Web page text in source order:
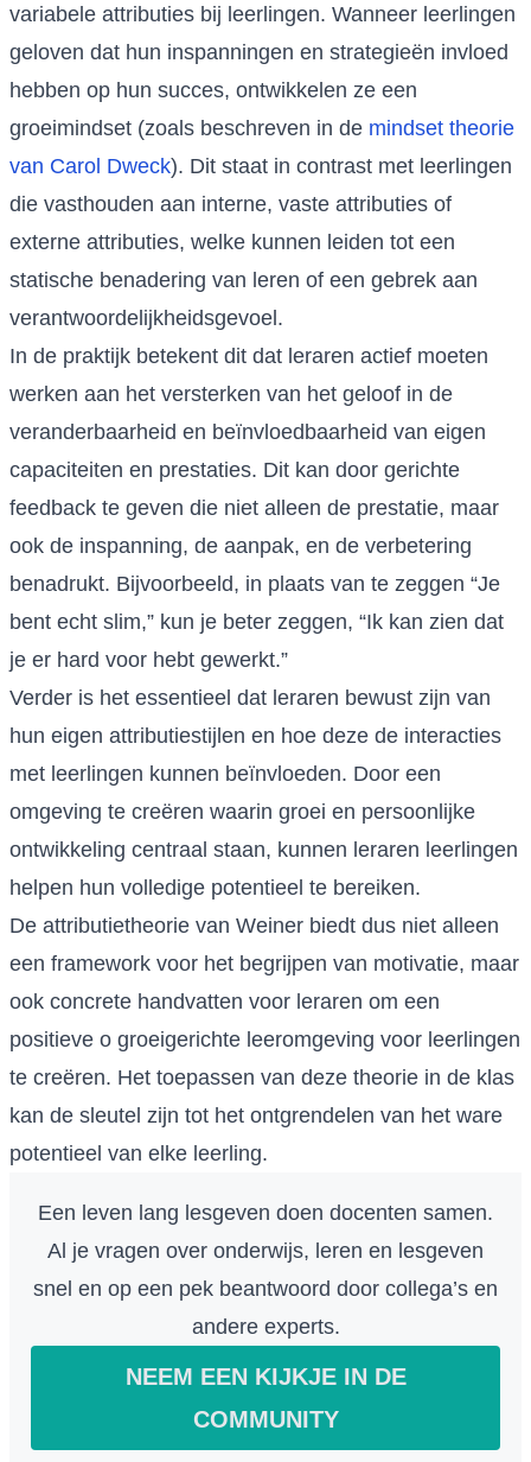
variabele attributies bij leerlingen. Wanneer leerlingen
geloven dat hun inspanningen en strategieën invloed
hebben op hun succes, ontwikkelen ze een
groeimindset (zoals beschreven in de mindset theorie
van Carol Dweck). Dit staat in contrast met leerlingen
die vasthouden aan interne, vaste attributies of
externe attributies, welke kunnen leiden tot een
statische benadering van leren of een gebrek aan
verantwoordelijkheidsgevoel.
In de praktijk betekent dit dat leraren actief moeten
werken aan het versterken van het geloof in de
veranderbaarheid en beïnvloedbaarheid van eigen
capaciteiten en prestaties. Dit kan door gerichte
feedback te geven die niet alleen de prestatie, maar
ook de inspanning, de aanpak, en de verbetering
benadrukt. Bijvoorbeeld, in plaats van te zeggen “Je
bent echt slim,” kun je beter zeggen, “Ik kan zien dat
je er hard voor hebt gewerkt.”
Verder is het essentieel dat leraren bewust zijn van
hun eigen attributiestijlen en hoe deze de interacties
met leerlingen kunnen beïnvloeden. Door een
omgeving te creëren waarin groei en persoonlijke
ontwikkeling centraal staan, kunnen leraren leerlingen
helpen hun volledige potentieel te bereiken.
De attributietheorie van Weiner biedt dus niet alleen
een framework voor het begrijpen van motivatie, maar
ook concrete handvatten voor leraren om een
positieve o groeigerichte leeromgeving voor leerlingen
te creëren. Het toepassen van deze theorie in de klas
kan de sleutel zijn tot het ontgrendelen van het ware
potentieel van elke leerling.
Een leven lang lesgeven doen docenten samen.
Al je vragen over onderwijs, leren en lesgeven
snel en op een pek beantwoord door collega’s en
andere experts.
NEEM EEN KIJKJE IN DE
COMMUNITY